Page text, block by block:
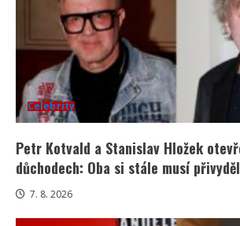
Celebrity
Petr Kotvald a Stanislav Hložek
důchodech: Oba si stále musí
7. 8. 2026